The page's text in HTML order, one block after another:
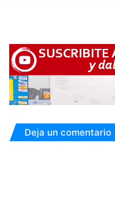
Deja un comentario